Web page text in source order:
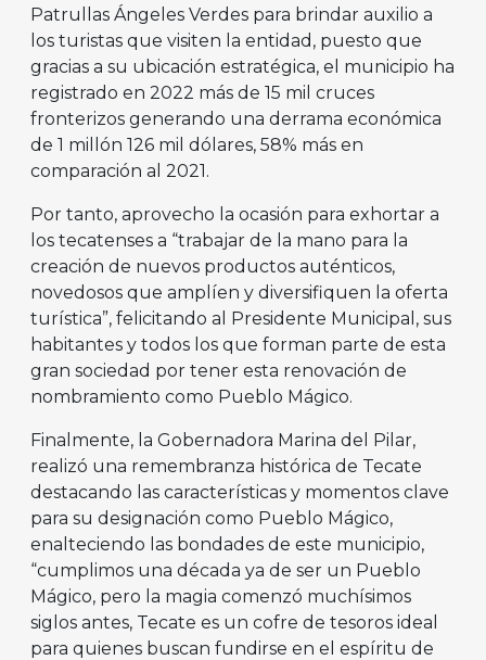
Patrullas Ángeles Verdes para brindar auxilio a
los turistas que visiten la entidad, puesto que
gracias a su ubicación estratégica, el municipio ha
registrado en 2022 más de 15 mil cruces
fronterizos generando una derrama económica
de 1 millón 126 mil dólares, 58% más en
comparación al 2021.
Por tanto, aprovecho la ocasión para exhortar a
los tecatenses a “trabajar de la mano para la
creación de nuevos productos auténticos,
novedosos que amplíen y diversifiquen la oferta
turística”, felicitando al Presidente Municipal, sus
habitantes y todos los que forman parte de esta
gran sociedad por tener esta renovación de
nombramiento como Pueblo Mágico.
Finalmente, la Gobernadora Marina del Pilar,
realizó una remembranza histórica de Tecate
destacando las características y momentos clave
para su designación como Pueblo Mágico,
enalteciendo las bondades de este municipio,
“cumplimos una década ya de ser un Pueblo
Mágico, pero la magia comenzó muchísimos
siglos antes, Tecate es un cofre de tesoros ideal
para quienes buscan fundirse en el espíritu de